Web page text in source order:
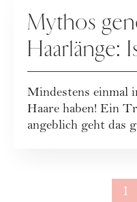
Mythos
Haarlänge:
Mindestens einmal
Haare haben! Ein
angeblich geht das
1